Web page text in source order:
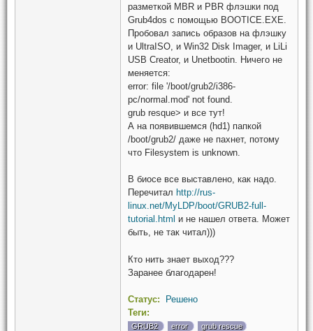
разметкой MBR и PBR флэшки под
Grub4dos с помощью BOOTICE.EXE.
Пробовал запись образов на флэшку
и UltraISO, и Win32 Disk Imager, и LiLi
USB Creator, и Unetbootin. Ничего не
меняется:
error: file '/boot/grub2/i386-
pc/normal.mod' not found.
grub resque> и все тут!
А на появившемся (hd1) папкой
/boot/grub2/ даже не пахнет, потому
что Filesystem is unknown.
В биосе все выставлено, как надо.
Перечитал http://rus-
linux.net/MyLDP/boot/GRUB2-full-
tutorial.html и не нашел ответа. Может
быть, не так читал)))
Кто нить знает выход???
Заранее благодарен!
Статус:
Решено
Теги:
GRUB2 error grub rescue